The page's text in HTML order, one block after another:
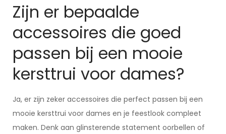
Zijn er bepaalde
accessoires die goed
passen bij een mooie
kersttrui voor dames?
Ja, er zijn zeker accessoires die perfect passen bij een
mooie kersttrui voor dames en je feestlook compleet
maken. Denk aan glinsterende statement oorbellen of